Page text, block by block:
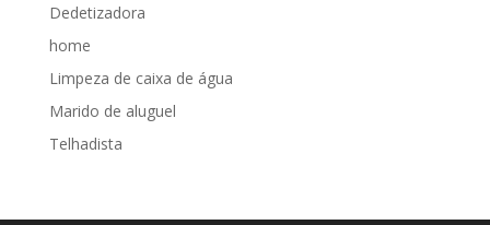
Dedetizadora
home
Limpeza de caixa de água
Marido de aluguel
Telhadista